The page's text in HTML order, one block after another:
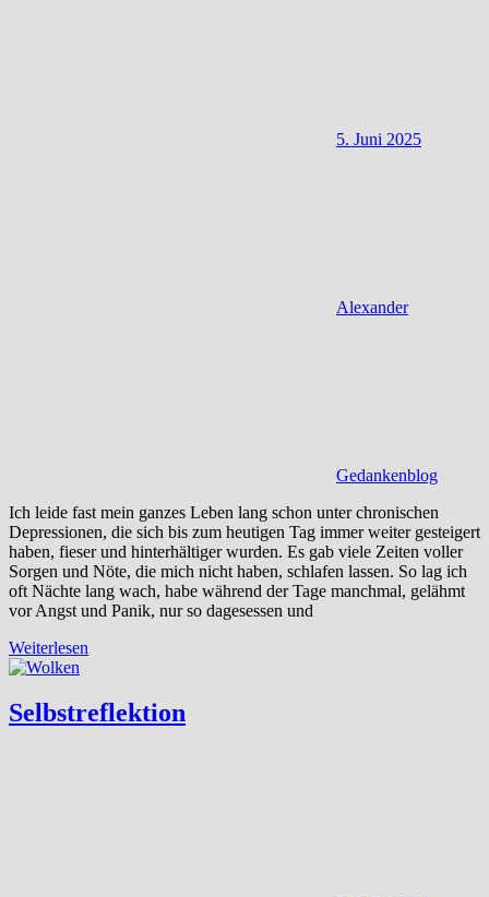
5. Juni 2025
Alexander
Gedankenblog
Ich leide fast mein ganzes Leben lang schon unter chronischen
Depressionen, die sich bis zum heutigen Tag immer weiter gesteigert
haben, fieser und hinterhältiger wurden. Es gab viele Zeiten voller
Sorgen und Nöte, die mich nicht haben, schlafen lassen. So lag ich
oft Nächte lang wach, habe während der Tage manchmal, gelähmt
vor Angst und Panik, nur so dagesessen und
Weiterlesen
Selbstreflektion